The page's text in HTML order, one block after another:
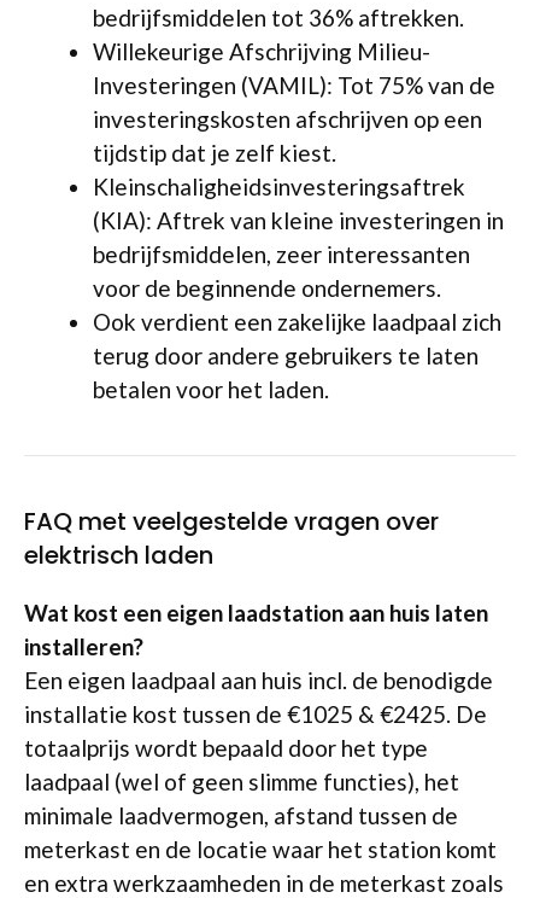
bedrijfsmiddelen tot 36% aftrekken.
Willekeurige Afschrijving Milieu-
Investeringen (VAMIL): Tot 75% van de
investeringskosten afschrijven op een
tijdstip dat je zelf kiest.
Kleinschaligheidsinvesteringsaftrek
(KIA): Aftrek van kleine investeringen in
bedrijfsmiddelen, zeer interessanten
voor de beginnende ondernemers.
Ook verdient een zakelijke laadpaal zich
terug door andere gebruikers te laten
betalen voor het laden.
FAQ met veelgestelde vragen over
elektrisch laden
Wat kost een eigen laadstation aan huis laten
installeren?
Een eigen laadpaal aan huis incl. de benodigde
installatie kost tussen de €1025 & €2425. De
totaalprijs wordt bepaald door het type
laadpaal (wel of geen slimme functies), het
minimale laadvermogen, afstand tussen de
meterkast en de locatie waar het station komt
en extra werkzaamheden in de meterkast zoals